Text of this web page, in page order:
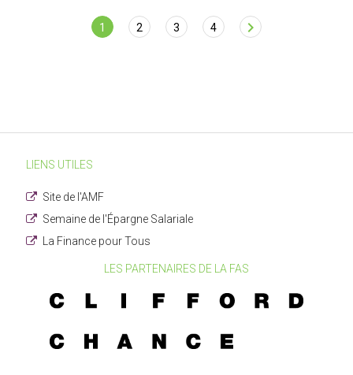
Page
1 2 3 4 chevron_right
LIENS UTILES
Site de l'AMF
Semaine de l'Épargne Salariale
La Finance pour Tous
LES PARTENAIRES DE LA FAS